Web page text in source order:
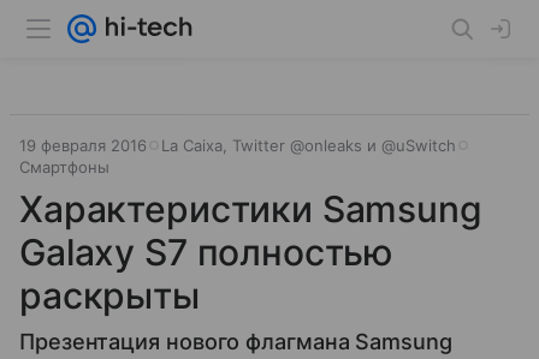
19 февраля 2016
La Caixa, Twitter @onleaks и @uSwitch
Смартфоны
Характеристики Samsung
Galaxy S7 полностью
раскрыты
Презентация нового флагмана Samsung